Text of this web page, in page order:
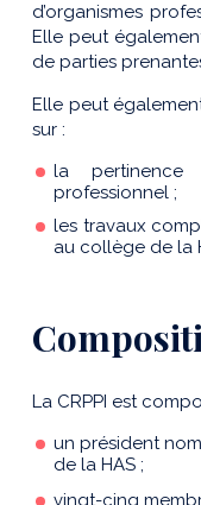
d’organismes
Elle peut
de parties
Elle peut
sur :
la pertinence
professionnel ;
les travaux
au collège de la
La CRPPI est
un président
de la HAS ;